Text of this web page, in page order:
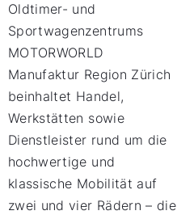
Oldtimer- und
Sportwagenzentrums
MOTORWORLD
Manufaktur Region Zürich
beinhaltet Handel,
Werkstätten sowie
Dienstleister rund um die
hochwertige und
klassische Mobilität auf
zwei und vier Rädern – die